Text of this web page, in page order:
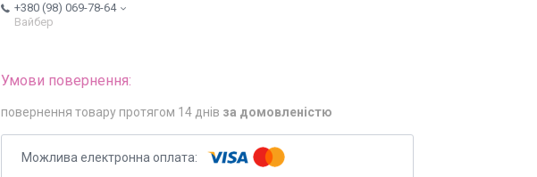
+380 (98) 069-78-64
Вайбер
повернення товару протягом 14 днів за домовленістю